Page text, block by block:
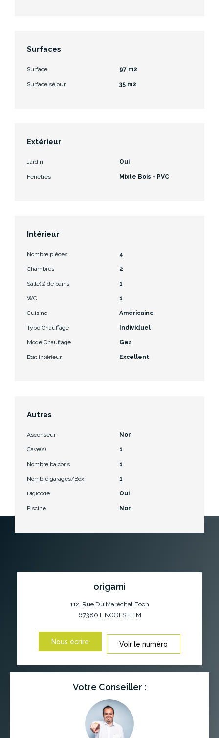
Surfaces
Surface 97 m2
Surface séjour 35 m2
Extérieur
Jardin Oui
Fenêtres Mixte Bois - PVC
Intérieur
Nombre pièces 4
Chambres 2
Salle(s) de bains 1
WC 1
Cuisine Américaine
Type Chauffage Individuel
Mode Chauffage Gaz
Etat intérieur Excellent
Autres
Ascenseur Non
Cave(s) 1
Nombre balcons 1
Nombre garages/Box 1
Digicode Oui
Piscine Non
origami
112, Rue Du Maréchal Foch
67380 LINGOLSHEIM
Nous écrire Voir le numéro
Votre Conseiller :